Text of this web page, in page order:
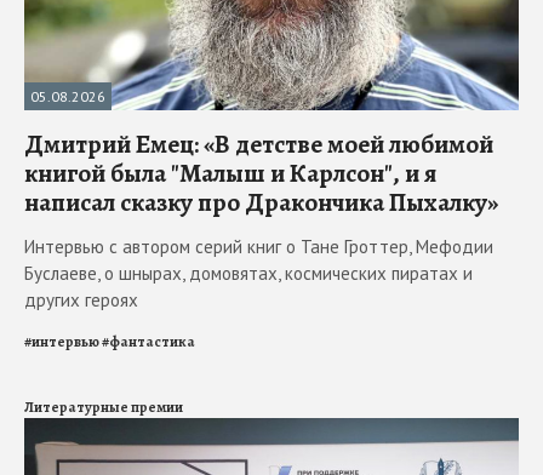
05.08.2026
Дмитрий Емец: «В детстве моей любимой
книгой была "Малыш и Карлсон", и я
написал сказку про Дракончика Пыхалку»
Интервью с автором серий книг о Тане Гроттер, Мефодии
Буслаеве, о шнырах, домовятах, космических пиратах и
других героях
#интервью#фантастика
Литературные премии